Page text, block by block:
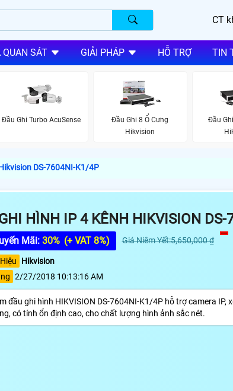
CT
QUAN SÁT GIẢI PHÁP HỖ TRỢ TIN
Đầu Ghi Turbo AcuSense
Đầu Ghi 8 Ổ Cưng
Hikvision
Đầu
DS-7604NI-K1/4P
HÌNH IP 4 KÊNH HIKVISION
Mãi: 30% (+ VAT 8%) Giá Niêm Yết:5,650,000 ₫
Hikvision
2/27/2018 10:13:16 AM
đầu ghi hình HIKVISION DS-7604NI-K1/4P hỗ trợ camera
có tính ổn định cao, cho chất lượng hình ảnh sắc nét.